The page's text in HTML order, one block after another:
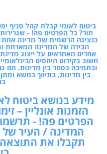
ביטוח לאומי קבלת קהל סניף
תור? כל הפרטים פה! -
כנציגה הרשמית של מדינה
הבירה של המדינה המארחת
אחרים האחראים על ייצוג
חשוב בקידום היחסים
ובתמיכה בסחר בין מדינות. הם
בין מדינות, בתיווך במשא
מידע בנושא ביטוח
הזמנות אונליין –
הפרטים פה! -
המדינה / העיר של
תקבלו את התוצאה